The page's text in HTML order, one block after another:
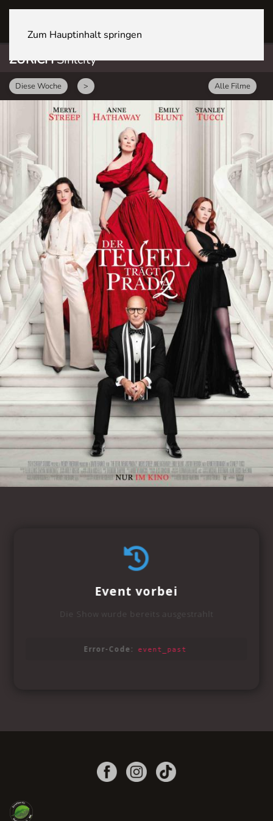
Zum Hauptinhalt springen
ZÜRICHSihlcity
Diese Woche > Alle Filme